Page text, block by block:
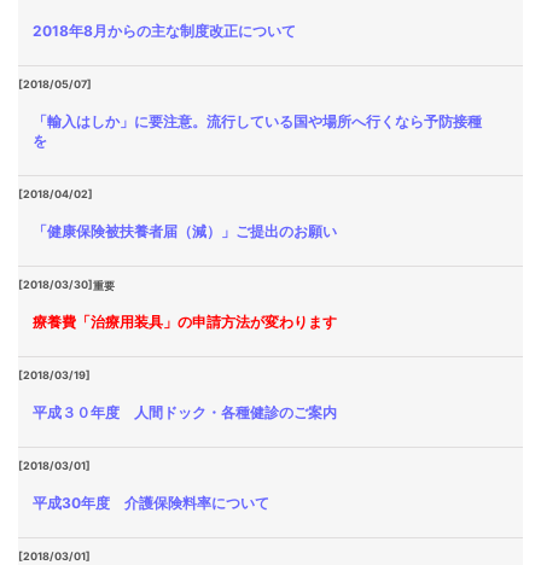
2018年8月からの主な制度改正について
[2018/05/07]
「輸入はしか」に要注意。流行している国や場所へ行くなら予防接種
を
[2018/04/02]
「健康保険被扶養者届（減）」ご提出のお願い
[2018/03/30]重要
療養費「治療用装具」の申請方法が変わります
[2018/03/19]
平成３０年度 人間ドック・各種健診のご案内
[2018/03/01]
平成30年度 介護保険料率について
[2018/03/01]